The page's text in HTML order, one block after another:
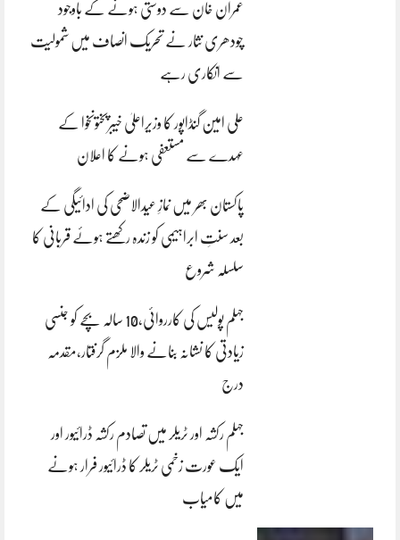
عمران خان سے دوستی ہونے کے باوجود
چودھری نثار نے تحریک انصاف میں شمولیت
سے انکاری رہے
علی امین گنڈاپور کا وزیراعلیٰ خیبرپختونخوا کے
عہدے سے مستعفی ہونے کا اعلان
پاکستان بھر میں نمازِ عیدالاضحی کی ادائیگی کے
بعد سنتِ ابراہیمی کو زندہ رکھتے ہوئے قربانی کا
سلسلہ شروع
جہلم پولیس کی کارروائی،10 سالہ بچے کو جنسی
زیادتی کا نشانہ بنانے والا ملزم گرفتار،مقدمہ
درج
جہلم رکشہ اور ٹریلر میں تصادم رکشہ ڈرائیور اور
ایک عورت زخمی ٹریلر کا ڈرائیور فرار ہونے
میں کامیاب